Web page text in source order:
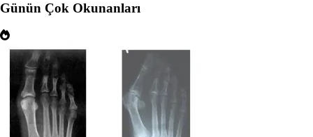
Günün Çok Okunanları